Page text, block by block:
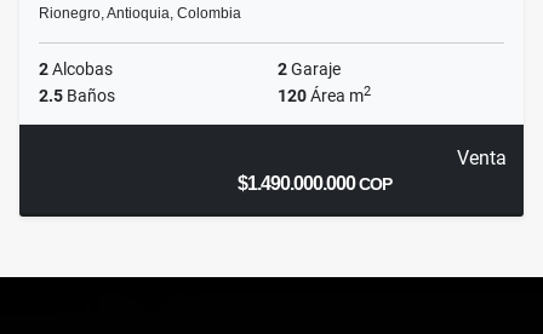
Rionegro, Antioquia, Colombia
2Alcobas 2Garaje
2.5 Baños 120Área m2
Venta
$1.490.000.000COP